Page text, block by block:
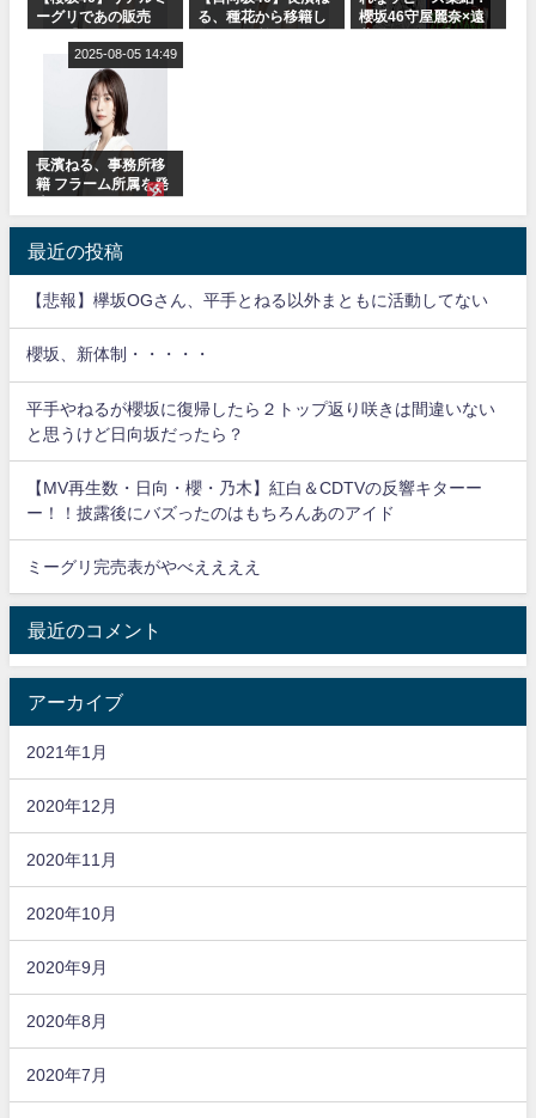
ーグリであの販売
Break』オフィシャ
ルグッズ解禁
る、種花から移籍し
櫻坂46守屋麗奈×遠
長濱ねる、事務所移
籍 フラーム所属を発
2025-08-05 14:49
最近の投稿
【悲報】欅坂OGさん、平手とねる以外まともに活動してない
櫻坂、新体制・・・・・
平手やねるが櫻坂に復帰したら２トップ返り咲きは間違いない
と思うけど日向坂だったら？
【MV再生数・日向・櫻・乃木】紅白＆CDTVの反響キターー
ー！！披露後にバズったのはもちろんあのアイド
ミーグリ完売表がやべええええ
最近のコメント
アーカイブ
2021年1月
2020年12月
2020年11月
2020年10月
2020年9月
2020年8月
2020年7月